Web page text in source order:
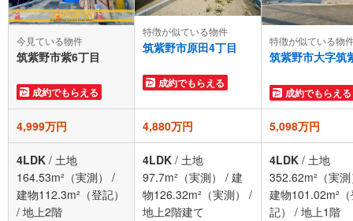
今見ている物件
筑紫野市紫6丁目
成約でもらえる
特徴が似ている物件
筑紫野市原田4丁目
成約でもらえる
特徴が似ている物
筑紫野市大字筑
成約でもらえる
4,999万円 4,880万円 5,098万円
4LDK / 土地
164.53m²（実測）
/
建物112.3m²（登記）
/ 地上2階
4LDK / 土地
97.7m²（実測）
/ 建
物126.32m²（実測）
/
地上2階建て
4LDK / 土地
352.62m²（実
建物101.02m²
記）
/ 地上1階